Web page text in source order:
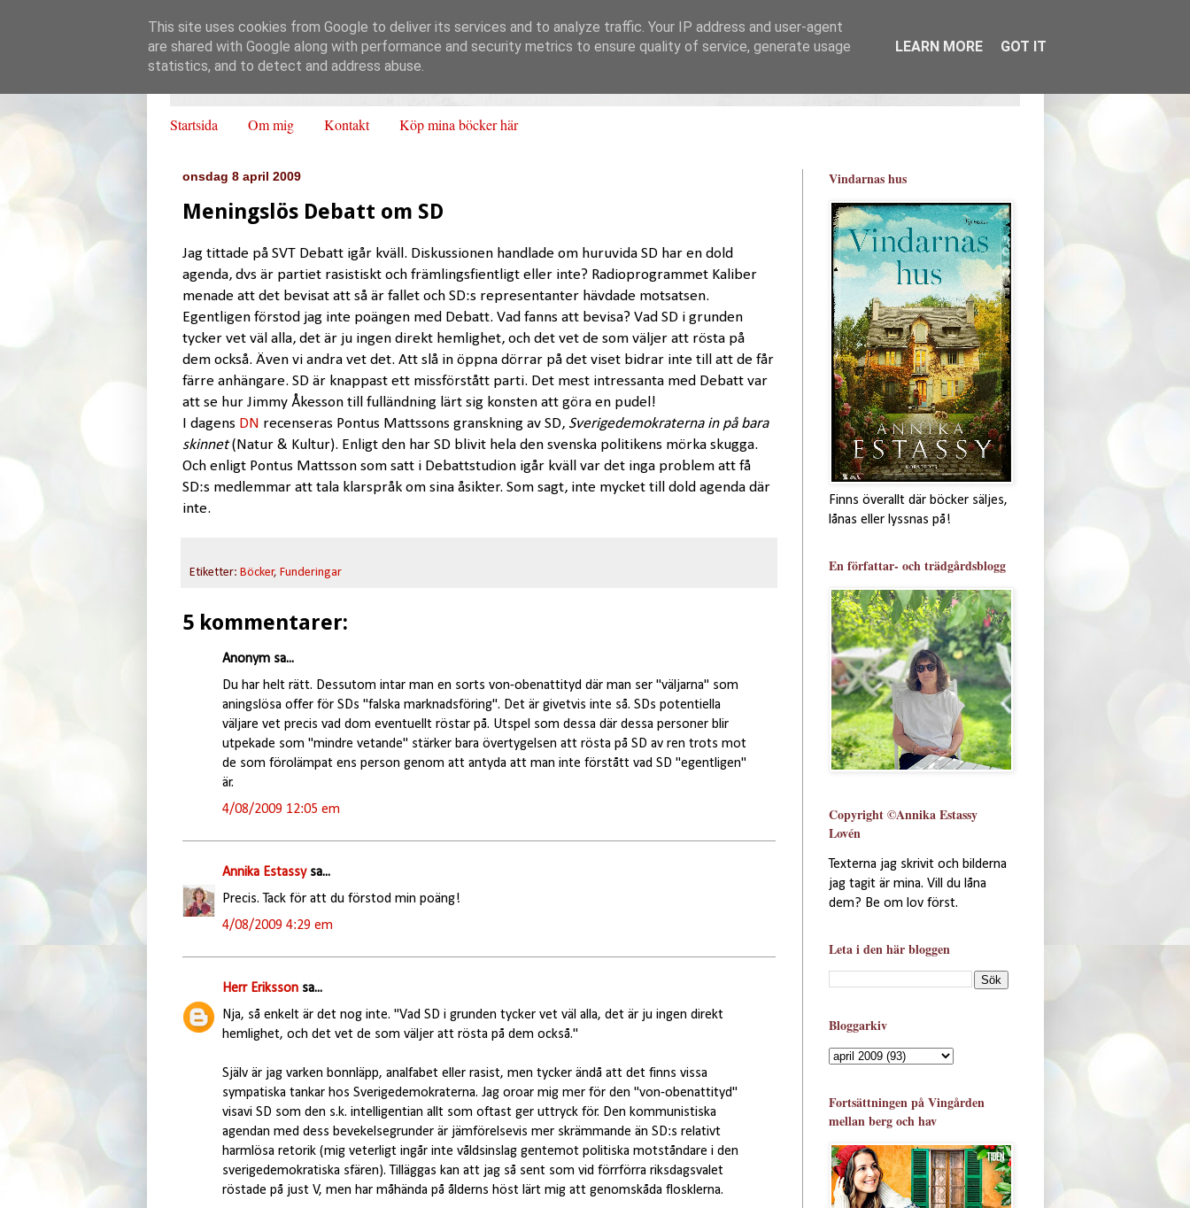
Startsida Om mig Kontakt Köp mina böcker här
onsdag 8 april 2009
Meningslös Debatt om SD
Jag tittade på SVT Debatt igår kväll. Diskussionen handlade om huruvida SD har en dold
agenda, dvs är partiet rasistiskt och främlingsfientligt eller inte? Radioprogrammet Kaliber
menade att det bevisat att så är fallet och SD:s representanter hävdade motsatsen.
Egentligen förstod jag inte poängen med Debatt. Vad fanns att bevisa? Vad SD i grunden
tycker vet väl alla, det är ju ingen direkt hemlighet, och det vet de som väljer att rösta på
dem också. Även vi andra vet det. Att slå in öppna dörrar på det viset bidrar inte till att de får
färre anhängare. SD är knappast ett missförstått parti. Det mest intressanta med Debatt var
att se hur Jimmy Åkesson till fulländning lärt sig konsten att göra en pudel!
I dagens DN recenseras Pontus Mattssons granskning av SD, Sverigedemokraterna in på bara
skinnet(Natur & Kultur). Enligt den har SD blivit hela den svenska politikens mörka skugga.
Och enligt Pontus Mattsson som satt i Debattstudion igår kväll var det inga problem att få
SD:s medlemmar att tala klarspråk om sina åsikter. Som sagt, inte mycket till dold agenda där
inte.
Etiketter: Böcker, Funderingar
5 kommentarer:
Anonym sa...
Du har helt rätt. Dessutom intar man en sorts von-obenattityd där man ser "väljarna" som
aningslösa offer för SDs "falska marknadsföring". Det är givetvis inte så. SDs potentiella
väljare vet precis vad dom eventuellt röstar på. Utspel som dessa där dessa personer blir
utpekade som "mindre vetande" stärker bara övertygelsen att rösta på SD av ren trots mot
de som förolämpat ens person genom att antyda att man inte förstått vad SD "egentligen"
är.
4/08/2009 12:05 em
Annika Estassysa...
Precis. Tack för att du förstod min poäng!
4/08/2009 4:29 em
Herr Erikssonsa...
Nja, så enkelt är det nog inte. "Vad SD i grunden tycker vet väl alla, det är ju ingen direkt
hemlighet, och det vet de som väljer att rösta på dem också."
Själv är jag varken bonnläpp, analfabet eller rasist, men tycker ändå att det finns vissa
sympatiska tankar hos Sverigedemokraterna. Jag oroar mig mer för den "von-obenattityd"
visavi SD som den s.k. intelligentian allt som oftast ger uttryck för. Den kommunistiska
agendan med dess bevekelsegrunder är jämförelsevis mer skrämmande än SD:s relativt
harmlösa retorik (mig veterligt ingår inte våldsinslag gentemot politiska motståndare i den
sverigedemokratiska sfären). Tilläggas kan att jag så sent som vid förrförra riksdagsvalet
röstade på just V, men har måhända på ålderns höst lärt mig att genomskåda flosklerna.
Vindarnas hus
Finns överallt där böcker säljes,
lånas eller lyssnas på!
En författar- och trädgårdsblogg
Copyright ©Annika Estassy
Lovén
Texterna jag skrivit och bilderna
jag tagit är mina. Vill du låna
dem? Be om lov först.
Leta i den här bloggen
Bloggarkiv
Fortsättningen på Vingården
mellan berg och hav
This site uses cookies from Google to deliver its services and to analyze traffic. Your IP address and user-agent
are shared with Google along with performance and security metrics to ensure quality of service, generate usage
statistics, and to detect and address abuse.
LEARN MORE GOT IT